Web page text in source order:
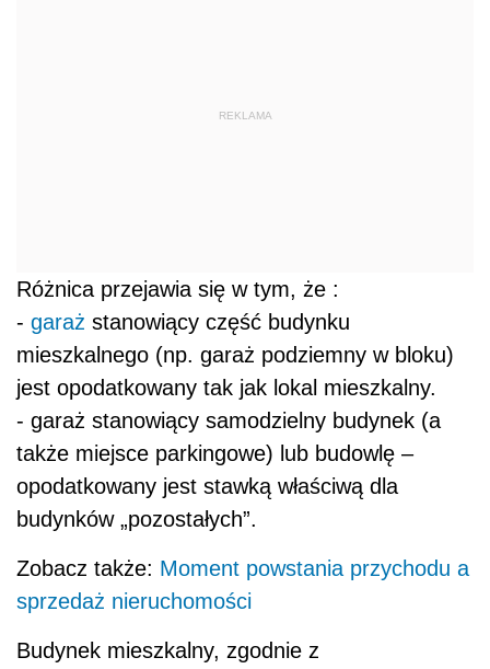
REKLAMA
Różnica przejawia się w tym, że :
- garaż stanowiący część budynku
mieszkalnego (np. garaż podziemny w bloku)
jest opodatkowany tak jak lokal mieszkalny.
- garaż stanowiący samodzielny budynek (a
także miejsce parkingowe) lub budowlę –
opodatkowany jest stawką właściwą dla
budynków „pozostałych”.
Zobacz także: Moment powstania przychodu a
sprzedaż nieruchomości
Budynek mieszkalny, zgodnie z